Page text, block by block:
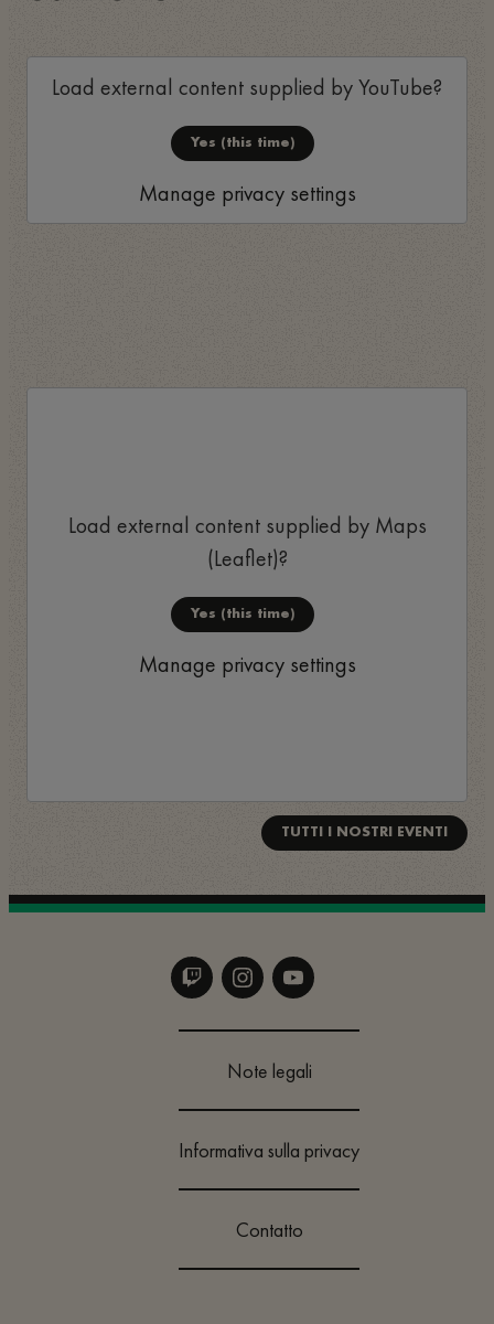
Load external content supplied byYouTube?
Yes (this time)
Manage privacy settings
Load external content supplied by Maps
(Leaflet)?
Yes (this time)
Manage privacy settings
TUTTI I NOSTRI EVENTI
Note legali
Informativa sulla privacy
Contatto